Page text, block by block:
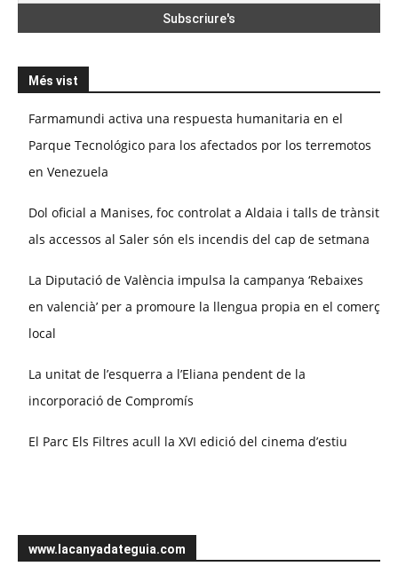
Més vist
Farmamundi activa una respuesta humanitaria en el
Parque Tecnológico para los afectados por los terremotos
en Venezuela
Dol oficial a Manises, foc controlat a Aldaia i talls de trànsit
als accessos al Saler són els incendis del cap de setmana
La Diputació de València impulsa la campanya ‘Rebaixes
en valencià’ per a promoure la llengua propia en el comerç
local
La unitat de l’esquerra a l’Eliana pendent de la
incorporació de Compromís
El Parc Els Filtres acull la XVI edició del cinema d’estiu
www.lacanyadateguia.com